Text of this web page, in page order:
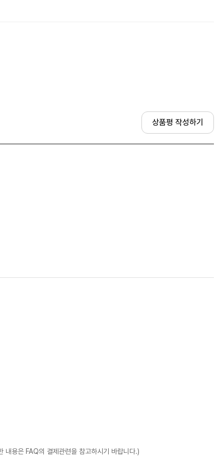
상품평 작성하기
내용은 FAQ의 결제관련을 참고하시기 바랍니다.)